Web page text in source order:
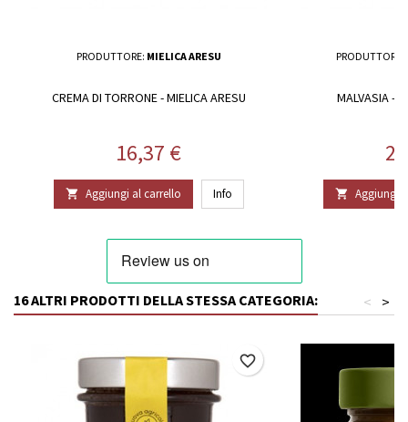
PRODUTTORE: MIELICA ARESU
CREMA DI TORRONE - MIELICA ARESU
Prezzo
16,37 €
 Aggiungi al carrello Info
PRODUTTORE:
MALVASIA -
 Aggiungi
16 ALTRI PRODOTTI DELLA STESSA CATEGORIA: >
<
favorite_border